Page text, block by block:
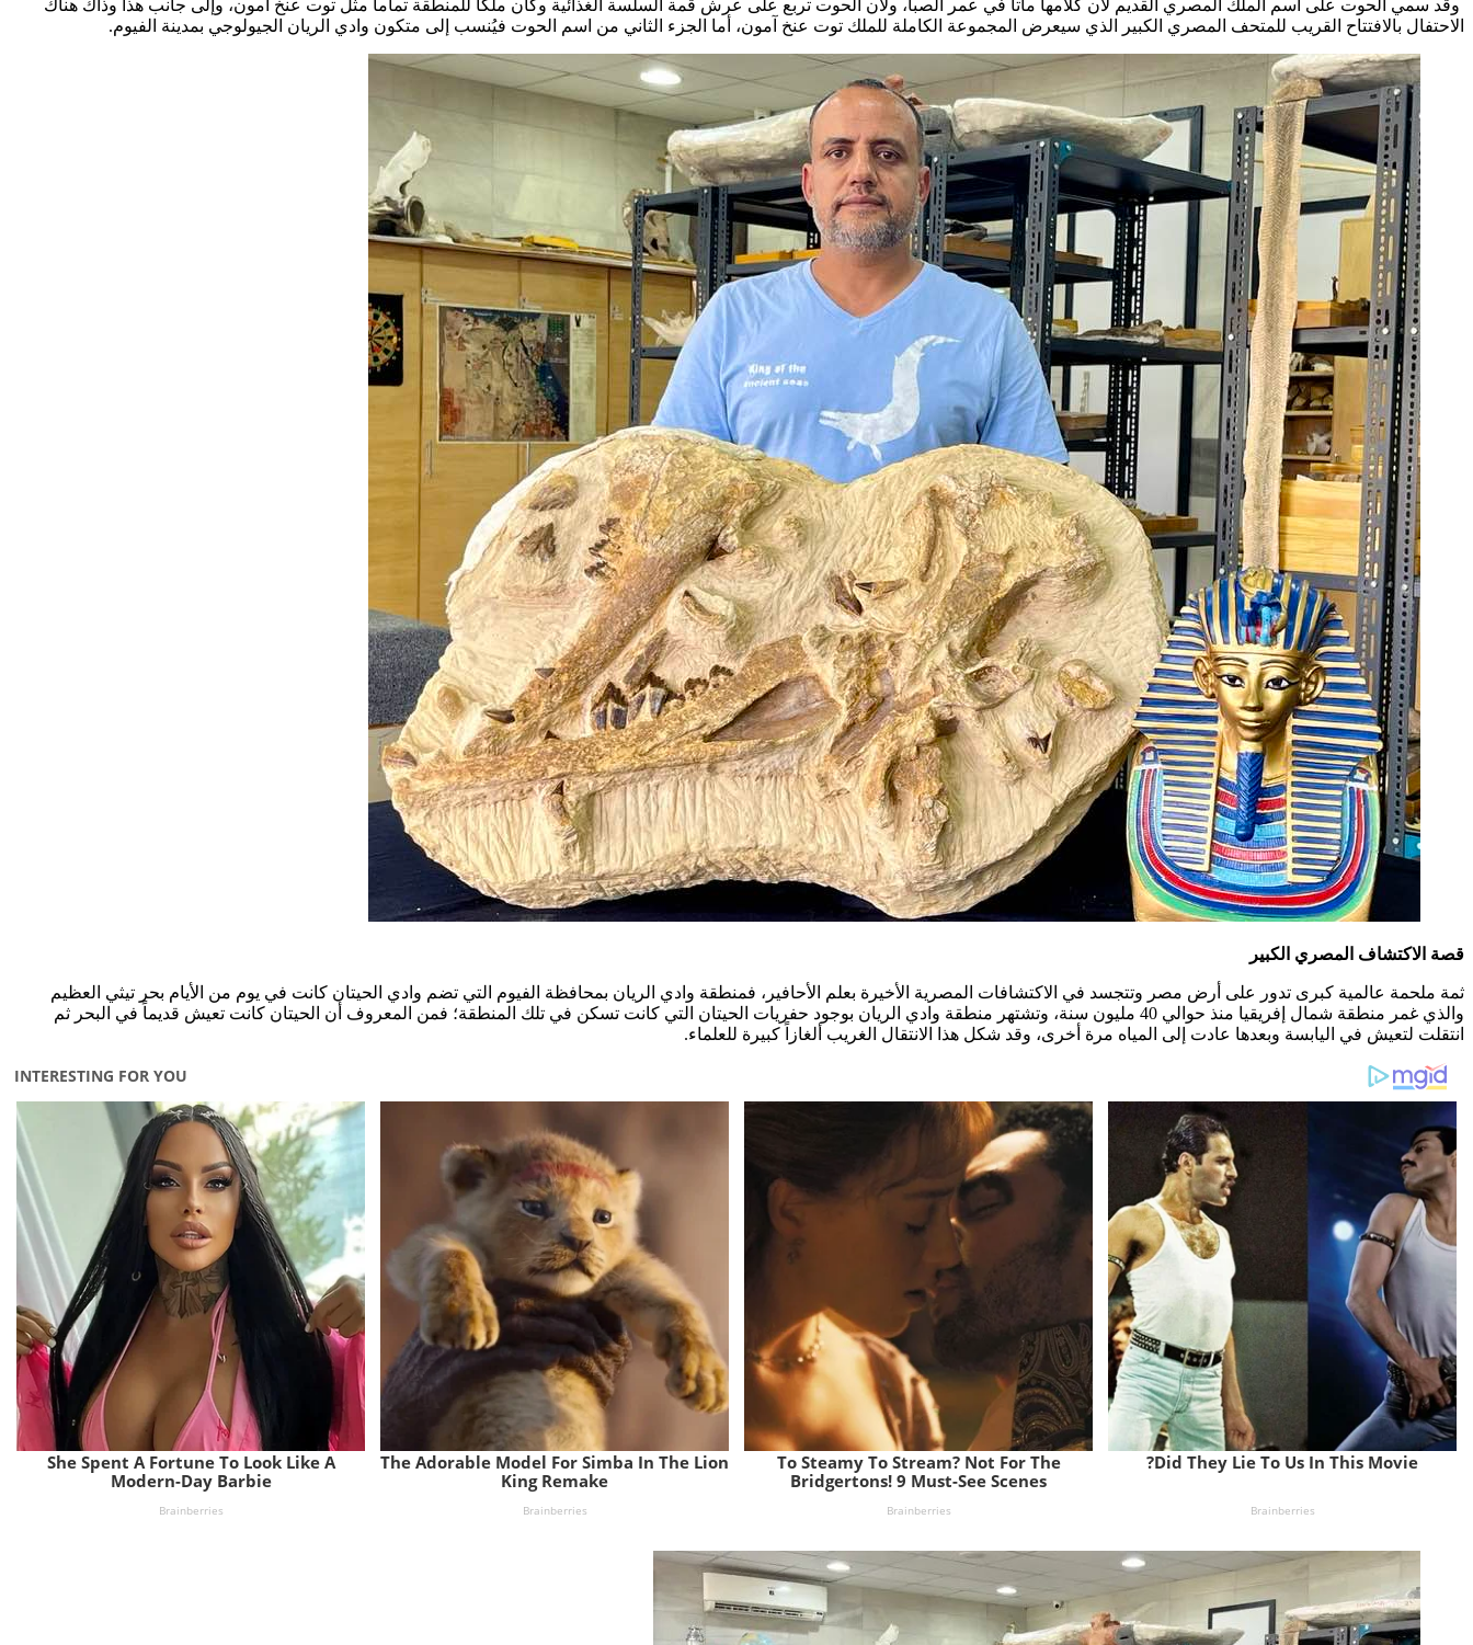
وقد سمي الحوت على اسم الملك المصري القديم لأن كلامها ماتا في عمر الصبا، ولأن الحوت تربع على عرش قمة السلسة الغذائية وكان ملكاً للمنطقة تماماً مثل توت عنخ أمون، وإلى جانب هذا وذاك هناك
الاحتفال بالافتتاح القريب للمتحف المصري الكبير الذي سيعرض المجموعة الكاملة للملك توت عنخ آمون، أما الجزء الثاني من اسم الحوت فيُنسب إلى متكون وادي الريان الجيولوجي بمدينة الفيوم.
قصة الاكتشاف المصري الكبير
ثمة ملحمة عالمية كبرى تدور على أرض مصر وتتجسد في الاكتشافات المصرية الأخيرة بعلم الأحافير، فمنطقة وادي الريان بمحافظة الفيوم التي تضم وادي الحيتان كانت في يوم من الأيام بحر تيثي العظيم
والذي غمر منطقة شمال إفريقيا منذ حوالي 40 مليون سنة، وتشتهر منطقة وادي الريان بوجود حفريات الحيتان التي كانت تسكن في تلك المنطقة؛ فمن المعروف أن الحيتان كانت تعيش قديماً في البحر ثم
انتقلت لتعيش في اليابسة وبعدها عادت إلى المياه مرة أخرى، وقد شكل هذا الانتقال الغريب ألغازاً كبيرة للعلماء.